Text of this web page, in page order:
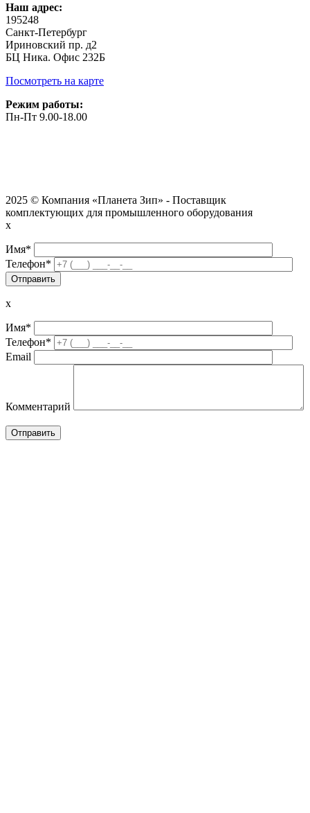
Наш адрес:
195248
Санкт-Петербург
Ириновский пр. д2
БЦ Ника. Офис 232Б
Посмотреть на карте
Режим работы:
Пн-Пт 9.00-18.00
2025 © Компания «Планета Зип» - Поставщик
комплектующих для промышленного оборудования
x
Имя*
Телефон*
x
Имя*
Телефон*
Email
Комментарий